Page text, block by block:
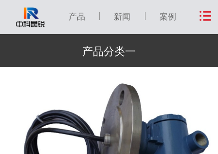
产品 新闻 案例
产品分类一